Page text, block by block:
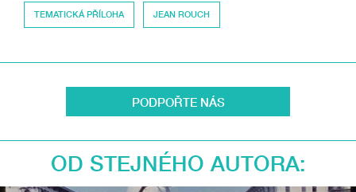
TEMATICKÁ PŘÍLOHA JEAN ROUCH
PODPOŘTE NÁS
OD STEJNÉHO AUTORA: